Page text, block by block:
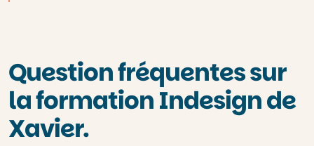
Question fréquentes sur
la formation Indesign de
Xavier.